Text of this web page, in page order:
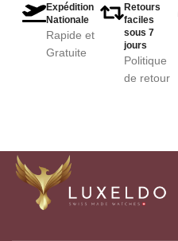
Expédition
Nationale
Rapide et
Gratuite
Retours
faciles
sous 7
jours
Politique
de retour